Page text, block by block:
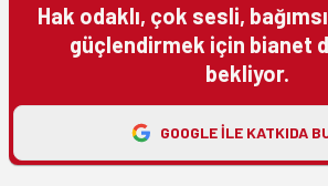
Hak odaklı, çok sesli,
güçlendirmek için bianet
bekliyor.
GOOGLE ILE KATKIDA